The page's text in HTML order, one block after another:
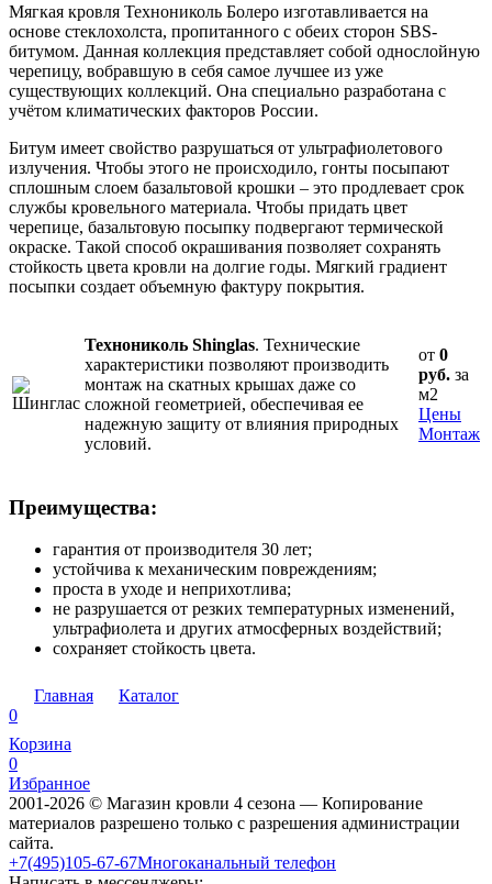
Мягкая кровля Технониколь Болеро изготавливается на
основе стеклохолста, пропитанного с обеих сторон SBS-
битумом. Данная коллекция представляет собой однослойную
черепицу, вобравшую в себя самое лучшее из уже
существующих коллекций. Она специально разработана с
учётом климатических факторов России.
Битум имеет свойство разрушаться от ультрафиолетового
излучения. Чтобы этого не происходило, гонты посыпают
сплошным слоем базальтовой крошки – это продлевает срок
службы кровельного материала. Чтобы придать цвет
черепице, базальтовую посыпку подвергают термической
окраске. Такой способ окрашивания позволяет сохранять
стойкость цвета кровли на долгие годы. Мягкий градиент
посыпки создает объемную фактуру покрытия.
Технониколь Shinglas. Технические
характеристики позволяют производить
монтаж на скатных крышах даже со
сложной геометрией, обеспечивая ее
надежную защиту от влияния природных
условий.
от 0
руб. за
м2
Цены
Монтаж
Преимущества:
гарантия от производителя 30 лет;
устойчива к механическим повреждениям;
проста в уходе и неприхотлива;
не разрушается от резких температурных изменений,
ультрафиолета и других атмосферных воздействий;
сохраняет стойкость цвета.
Главная
Каталог
0
Корзина
0
Избранное
2001-2026 © Магазин кровли 4 сезона — Копирование
материалов разрешено только с разрешения администрации
сайта.
+7(495)105-67-67Многоканальный телефон